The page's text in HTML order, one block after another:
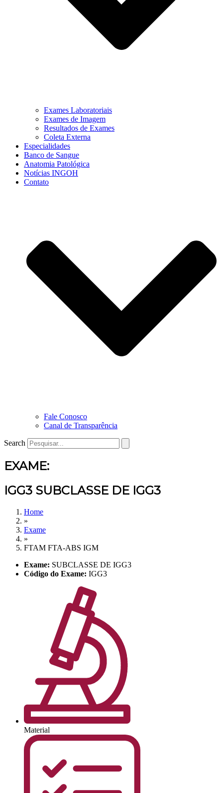
Exames Laboratoriais
Exames de Imagem
Resultados de Exames
Coleta Externa
Especialidades
Banco de Sangue
Anatomia Patológica
Notícias INGOH
Contato
Fale Conosco
Canal de Transparência
Search
EXAME:
IGG3 SUBCLASSE DE IGG3
Home
»
Exame
»
FTAM FTA-ABS IGM
Exame: SUBCLASSE DE IGG3
Código do Exame: IGG3
Material